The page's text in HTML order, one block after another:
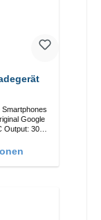
Google